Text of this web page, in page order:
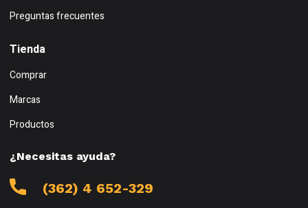
Preguntas frecuentes
Tienda
Comprar
Marcas
Productos
¿Necesitas ayuda?
(362) 4 652-329